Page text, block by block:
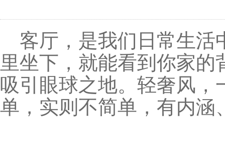
客厅，是我们日常生活
里坐下，就能看到你家
吸引眼球之地。轻奢风，
单，实则不简单，有内涵